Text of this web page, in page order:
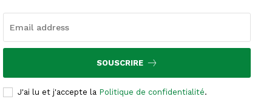
SOUSCRIRE
J'ai lu et j'accepte la Politique de confidentialité.